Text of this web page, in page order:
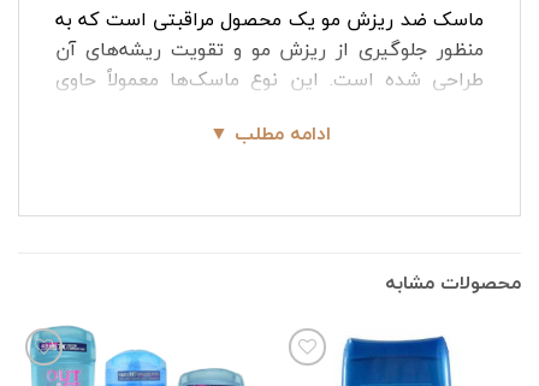
ماسک ضد ریزش مو یک محصول مراقبتی است که به
منظور جلوگیری از ریزش مو و تقویت ریشه‌های آن
طراحی شده است. این نوع ماسک‌ها معمولاً حاوی
پروتئین‌ها، عصاره‌های گیاهی، و روغن‌های طبیعی
نازک و مستعد ریزش هستند، توصیه می‌شود.
ماسک نرم کننده ضد ریزش ایوروشه
با ترکیبات
طبیعی و مغذی خود مانند عصاره لوپین و فروکتان
ادامه مطلب ▼
محصولات مشابه